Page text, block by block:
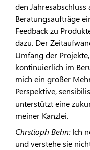
den
Beratungsaufträge
Feedback zu
dazu. Der
Umfang der
kontinuierlich im
mich ein großer
Perspektive,
unterstützt eine
meiner Kanzlei.
Chrstioph Behn:Ich
und verstehe sie